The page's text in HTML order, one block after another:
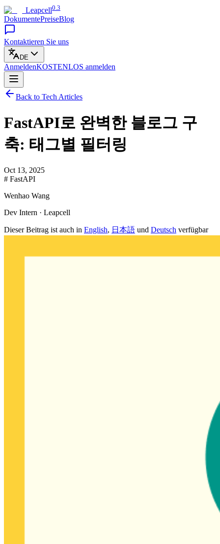
Leapcell0.3
DokumentePreiseBlog
Kontaktieren Sie uns
DE
AnmeldenKOSTENLOS anmelden
Back to Tech Articles
FastAPI로 완벽한 블로그 구
축: 태그별 필터링
Oct 13, 2025
# FastAPI
Wenhao Wang
Dev Intern · Leapcell
Dieser Beitrag ist auch in English, 日本語 und Deutsch verfügbar